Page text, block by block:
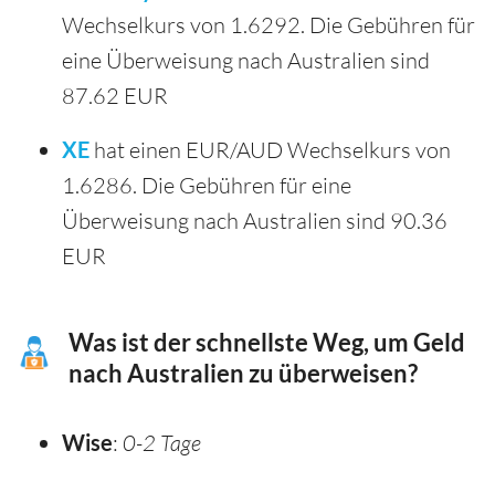
Wechselkurs von 1.6292. Die Gebühren für
eine Überweisung nach Australien sind
87.62 EUR
XE hat einen EUR/AUD Wechselkurs von
1.6286. Die Gebühren für eine
Überweisung nach Australien sind 90.36
EUR
Was ist der schnellste Weg, um Geld
nach Australien zu überweisen?
Wise: 0-2 Tage